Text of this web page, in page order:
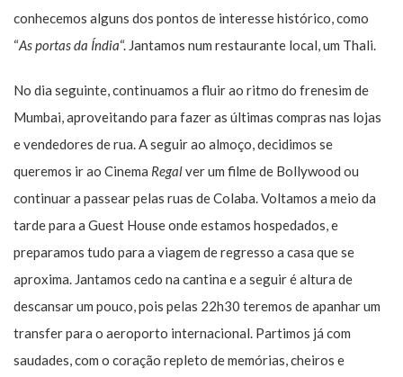
conhecemos alguns dos pontos de interesse histórico, como
“As portas da Índia“. Jantamos num restaurante local, um Thali.
No dia seguinte, continuamos a fluir ao ritmo do frenesim de
Mumbai, aproveitando para fazer as últimas compras nas lojas
e vendedores de rua. A seguir ao almoço, decidimos se
queremos ir ao Cinema Regalver um filme de Bollywood ou
continuar a passear pelas ruas de Colaba. Voltamos a meio da
tarde para a Guest House onde estamos hospedados, e
preparamos tudo para a viagem de regresso a casa que se
aproxima. Jantamos cedo na cantina e a seguir é altura de
descansar um pouco, pois pelas 22h30 teremos de apanhar um
transfer para o aeroporto internacional. Partimos já com
saudades, com o coração repleto de memórias, cheiros e